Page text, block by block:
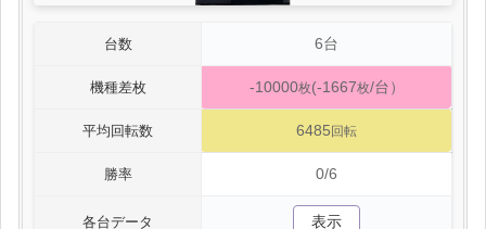
台数 6台
機種差枚 -10000枚(-1667枚/台）
平均回転数 6485 回転
勝率 0/6
各台データ 表示